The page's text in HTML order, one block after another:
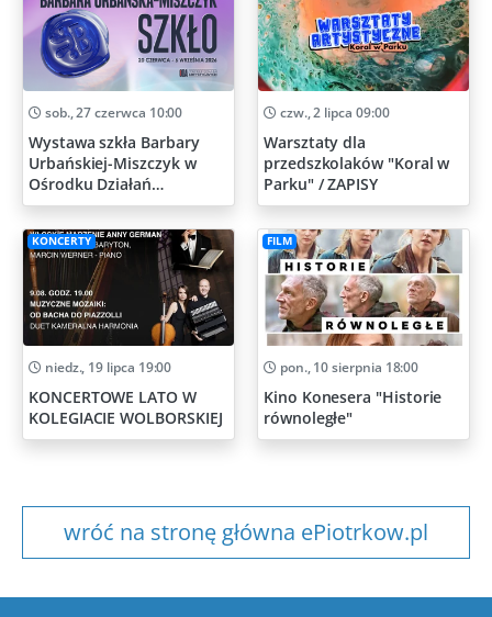
sob., 27 czerwca 10:00
Wystawa szkła Barbary
Urbańskiej-Miszczyk w
Ośrodku Działań
Artystycznych
czw., 2 lipca 09:00
Warsztaty dla
przedszkolaków "Koral w
Parku" / ZAPISY
KONCERTY
niedz., 19 lipca 19:00
KONCERTOWE LATO W
KOLEGIACIE WOLBORSKIEJ
FILM
pon., 10 sierpnia 18:00
Kino Konesera "Historie
równoległe"
wróć na stronę główna ePiotrkow.pl